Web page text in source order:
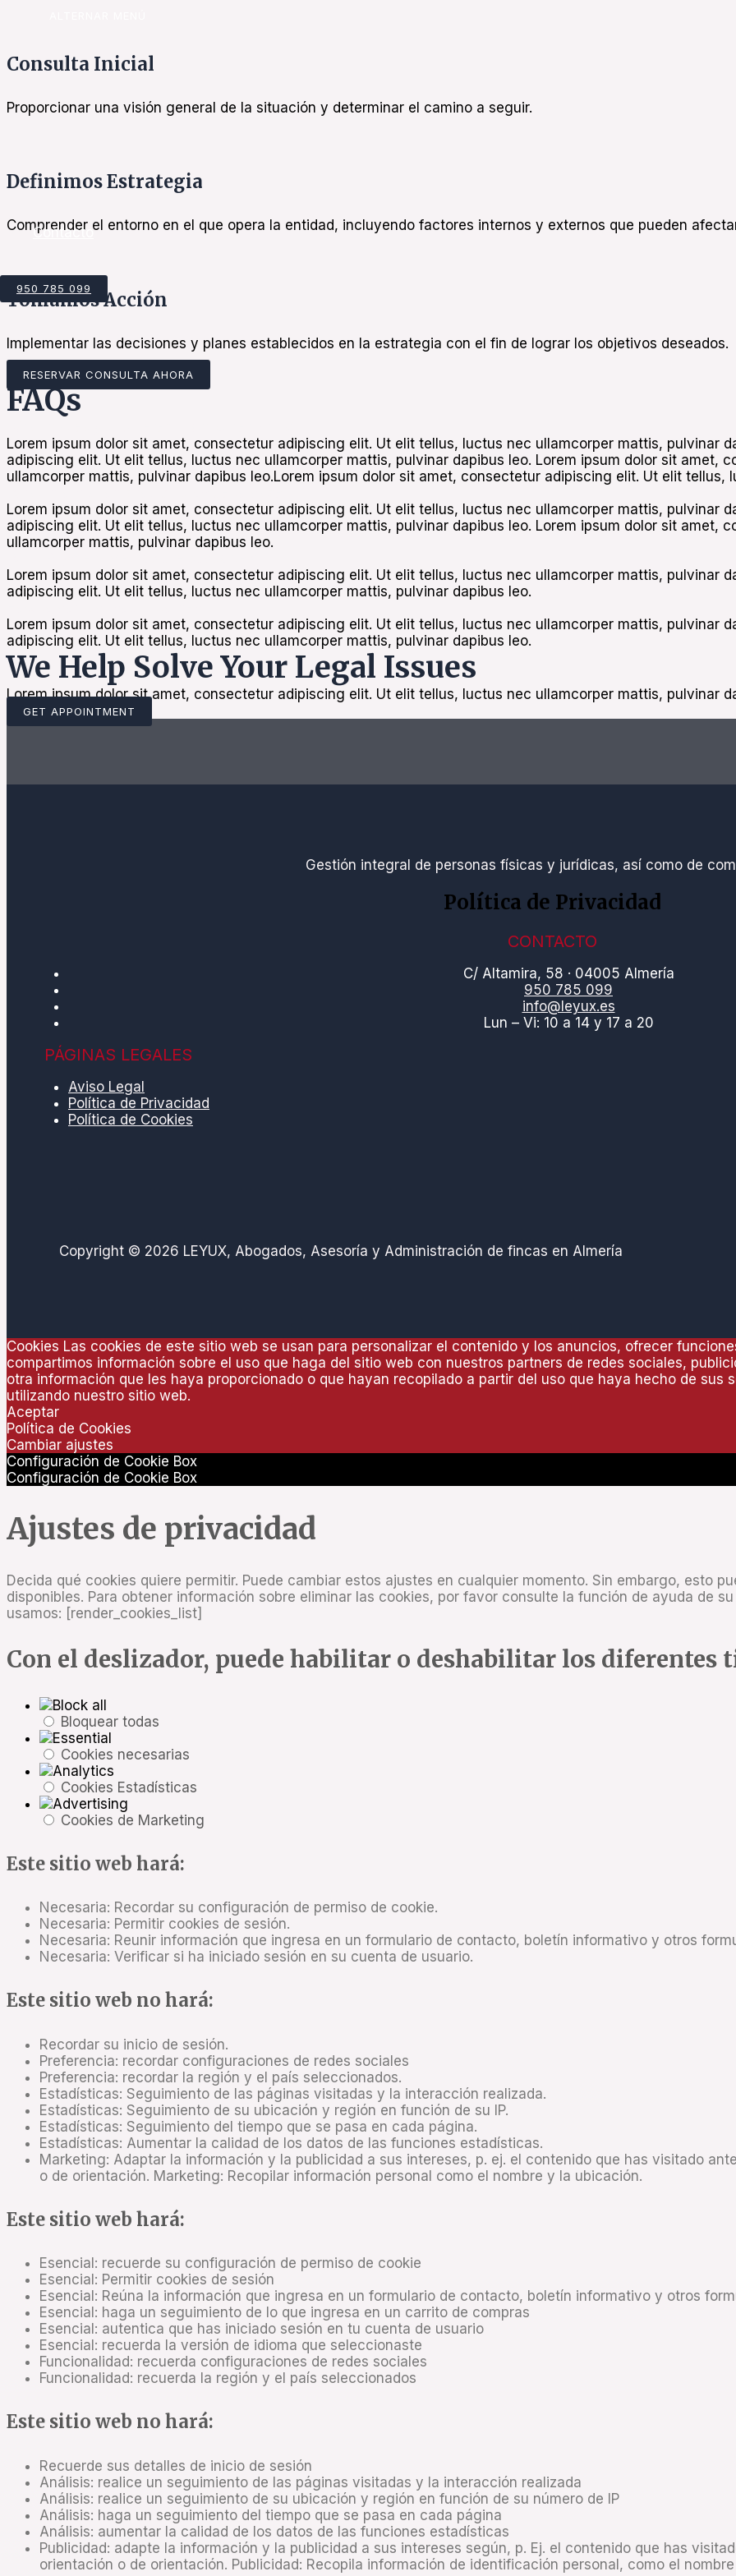
Contacto
950 785 099
Consulta Inicial
Proporcionar una visión general de la situación y determinar el camino a seguir.
Definimos Estrategia
Comprender el entorno en el que opera la entidad, incluyendo factores internos y externos que pueden
Tomamos Acción
Implementar las decisiones y planes establecidos en la estrategia con el fin de lograr los objetivos deseados.
RESERVAR CONSULTA AHORA
FAQs
Lorem ipsum dolor sit amet, consectetur adipiscing elit. Ut elit tellus, luctus nec ullamcorper mattis, pulvinar
adipiscing elit. Ut elit tellus, luctus nec ullamcorper mattis, pulvinar dapibus leo. Lorem ipsum dolor sit amet,
ullamcorper mattis, pulvinar dapibus leo.Lorem ipsum dolor sit amet, consectetur adipiscing elit. Ut elit
Lorem ipsum dolor sit amet, consectetur adipiscing elit. Ut elit tellus, luctus nec ullamcorper mattis, pulvinar
adipiscing elit. Ut elit tellus, luctus nec ullamcorper mattis, pulvinar dapibus leo. Lorem ipsum dolor sit amet,
ullamcorper mattis, pulvinar dapibus leo.
Lorem ipsum dolor sit amet, consectetur adipiscing elit. Ut elit tellus, luctus nec ullamcorper mattis, pulvinar
adipiscing elit. Ut elit tellus, luctus nec ullamcorper mattis, pulvinar dapibus leo.
Lorem ipsum dolor sit amet, consectetur adipiscing elit. Ut elit tellus, luctus nec ullamcorper mattis, pulvinar
adipiscing elit. Ut elit tellus, luctus nec ullamcorper mattis, pulvinar dapibus leo.
We Help Solve Your Legal Issues
Lorem ipsum dolor sit amet, consectetur adipiscing elit. Ut elit tellus, luctus nec ullamcorper mattis, pulvinar
GET APPOINTMENT
Gestión integral de personas físicas y jurídicas, así como de
Política de Privacidad
CONTACTO
C/ Altamira, 58 · 04005 Almería
950 785 099
info@leyux.es
Lun – Vi: 10 a 14 y 17 a 20
PÁGINAS LEGALES
Aviso Legal
Política de Privacidad
Política de Cookies
Copyright © 2026 LEYUX, Abogados, Asesoría y Administración de fincas en Almería
Cookies Las cookies de este sitio web se usan para personalizar el contenido y los anuncios, ofrecer
compartimos información sobre el uso que haga del sitio web con nuestros partners de redes sociales,
otra información que les haya proporcionado o que hayan recopilado a partir del uso que haya hecho de sus
utilizando nuestro sitio web.
Aceptar
Política de Cookies
Cambiar ajustes
Configuración de Cookie Box
Configuración de Cookie Box
Ajustes de privacidad
Decida qué cookies quiere permitir. Puede cambiar estos ajustes en cualquier momento. Sin embargo, esto
disponibles. Para obtener información sobre eliminar las cookies, por favor consulte la función de ayuda de
usamos: [render_cookies_list]
Con el deslizador, puede habilitar o deshabilitar los diferentes
Bloquear todas
Cookies necesarias
Cookies Estadísticas
Cookies de Marketing
Este sitio web hará:
Necesaria: Recordar su configuración de permiso de cookie.
Necesaria: Permitir cookies de sesión.
Necesaria: Reunir información que ingresa en un formulario de contacto, boletín informativo y otros
Necesaria: Verificar si ha iniciado sesión en su cuenta de usuario.
Este sitio web no hará:
Recordar su inicio de sesión.
Preferencia: recordar configuraciones de redes sociales
Preferencia: recordar la región y el país seleccionados.
Estadísticas: Seguimiento de las páginas visitadas y la interacción realizada.
Estadísticas: Seguimiento de su ubicación y región en función de su IP.
Estadísticas: Seguimiento del tiempo que se pasa en cada página.
Estadísticas: Aumentar la calidad de los datos de las funciones estadísticas.
Marketing: Adaptar la información y la publicidad a sus intereses, p. ej. el contenido que has visitado
o de orientación. Marketing: Recopilar información personal como el nombre y la ubicación.
Este sitio web hará:
Esencial: recuerde su configuración de permiso de cookie
Esencial: Permitir cookies de sesión
Esencial: Reúna la información que ingresa en un formulario de contacto, boletín informativo y otros
Esencial: haga un seguimiento de lo que ingresa en un carrito de compras
Esencial: autentica que has iniciado sesión en tu cuenta de usuario
Esencial: recuerda la versión de idioma que seleccionaste
Funcionalidad: recuerda configuraciones de redes sociales
Funcionalidad: recuerda la región y el país seleccionados
Este sitio web no hará:
Recuerde sus detalles de inicio de sesión
Análisis: realice un seguimiento de las páginas visitadas y la interacción realizada
Análisis: realice un seguimiento de su ubicación y región en función de su número de IP
Análisis: haga un seguimiento del tiempo que se pasa en cada página
Análisis: aumentar la calidad de los datos de las funciones estadísticas
Publicidad: adapte la información y la publicidad a sus intereses según, p. Ej. el contenido que has
orientación o de orientación. Publicidad: Recopila información de identificación personal, como el